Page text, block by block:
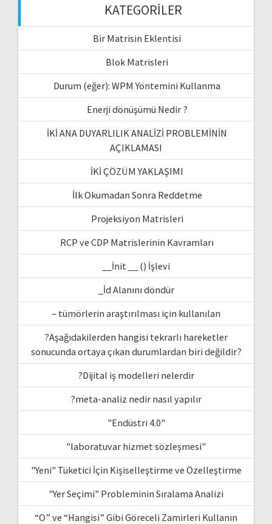
KATEGORILER
Bir Matrisin Eklentisi
Blok Matrisleri
Durum (eğer): WPM Yöntemini Kullanma
Enerji dönüşümü Nedir ?
İKİ ANA DUYARLILIK ANALİZİ PROBLEMİNİN
AÇIKLAMASI
İKİ ÇÖZÜM YAKLAŞIMI
İlk Okumadan Sonra Reddetme
Projeksiyon Matrisleri
RCP ve CDP Matrislerinin Kavramları
__İnit __ () İşlevi
_İd Alanını döndür
– tümörlerin araştırılması için kullanılan
?Aşağıdakilerden hangisi tekrarlı hareketler
sonucunda ortaya çıkan durumlardan biri değildir?
?Dijital iş modelleri nelerdir
?meta-analiz nedir nasıl yapılır
"Endüstri 4.0"
"laboratuvar hizmet sözleşmesi"
"Yeni" Tüketici İçin Kişiselleştirme ve Özelleştirme
"Yer Seçimi" Probleminin Sıralama Analizi
“O” ve “Hangisi” Gibi Göreceli Zamirleri Kullanın